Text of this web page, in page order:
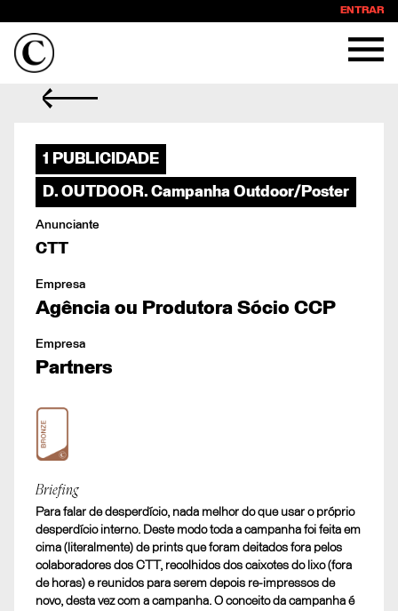
ENTRAR
1 PUBLICIDADE
D. OUTDOOR. Campanha Outdoor/Poster
Anunciante
CTT
Empresa
Agência ou Produtora Sócio CCP
Empresa
Partners
The No Footprint Print
D. OUTDOOR. Campanha Outdoor/Poster
Briefing
Para falar de desperdício, nada melhor do que usar o próprio
desperdício interno. Deste modo toda a campanha foi feita em
cima (literalmente) de prints que foram deitados fora pelos
colaboradores dos CTT, recolhidos dos caixotes do lixo (fora
de horas) e reunidos para serem depois re-impressos de
novo, desta vez com a campanha. O conceito da campanha é